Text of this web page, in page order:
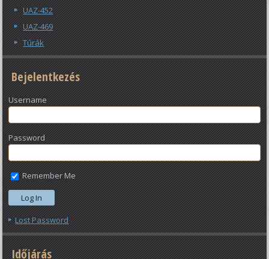
UAZ-452
UAZ-469
Túrák
Bejelentkezés
Username
Password
Remember Me
Lost Password
Időjárás